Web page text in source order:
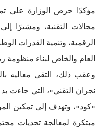
مؤكدًا حرص الوزارة على
مجالات التقنية، ومشيرًا
الرقمية، وتنمية القدرات
العام والخاص لبناء منظومة
وعقب ذلك، التقى معاليه
نجران التقني»، التي جاءت
«كود»، وتهدف إلى تمكين
مبتكرة لمعالجة تحديات